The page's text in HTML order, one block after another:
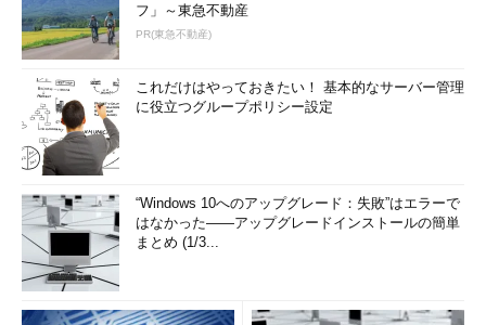
フ」～東急不動産
PR(東急不動産)
これだけはやっておきたい！ 基本的なサーバー管理
に役立つグループポリシー設定
“Windows 10へのアップグレード：失敗”はエラーで
はなかった――アップグレードインストールの簡単
まとめ (1/3...